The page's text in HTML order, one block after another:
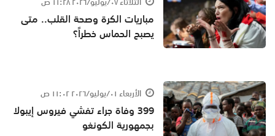
مباريات الكرة وصحة القلب.. متى
يصبح الحماس خطراً؟
الأربعاء ٠١/يوليو/٢٠٢٦ ١١:٠٢ ص
399 وفاة جراء تفشي فيروس إيبولا
بجمهورية الكونغو